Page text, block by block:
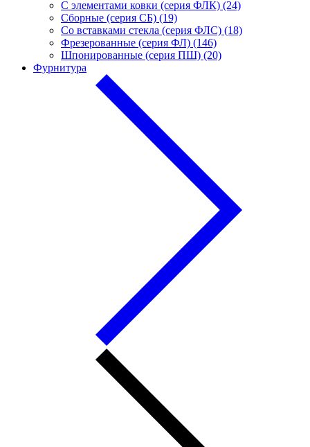
С элементами ковки (серия ФЛК) (24)
Сборные (серия СБ) (19)
Со вставками стекла (серия ФЛС) (18)
Фрезерованные (серия ФЛ) (146)
Шпонированные (серия ПШ) (20)
Фурнитура